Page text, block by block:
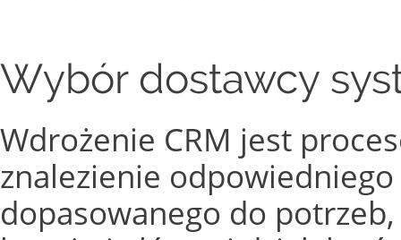
Wybór dostawcy
Wdrożenie CRM jest
znalezienie
dopasowanego do